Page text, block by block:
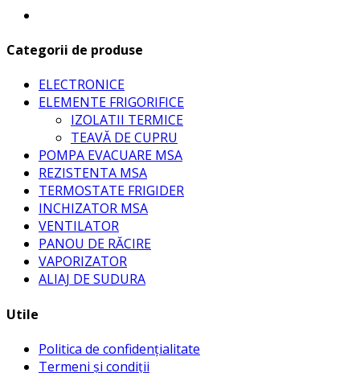
Categorii de produse
ELECTRONICE
ELEMENTE FRIGORIFICE
IZOLATII TERMICE
TEAVĂ DE CUPRU
POMPA EVACUARE MSA
REZISTENTA MSA
TERMOSTATE FRIGIDER
INCHIZATOR MSA
VENTILATOR
PANOU DE RĂCIRE
VAPORIZATOR
ALIAJ DE SUDURA
Utile
Politica de confidențialitate
Termeni și condiții